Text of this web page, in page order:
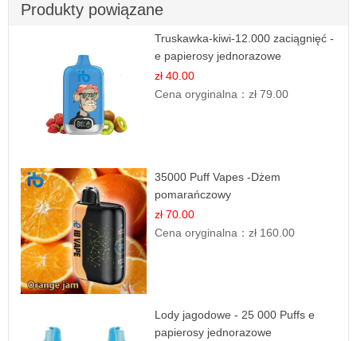
Produkty powiązane
Truskawka-kiwi-12.000 zaciągnięć -
e papierosy jednorazowe
zł 40.00
Cena oryginalna：zł 79.00
35000 Puff Vapes -Dżem
pomarańczowy
zł 70.00
Cena oryginalna：zł 160.00
Lody jagodowe - 25 000 Puffs e
papierosy jednorazowe